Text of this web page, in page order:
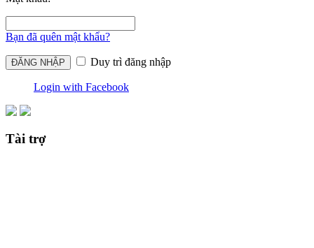
Bạn đã quên mật khẩu?
Duy trì đăng nhập
Login with Facebook
Tài trợ